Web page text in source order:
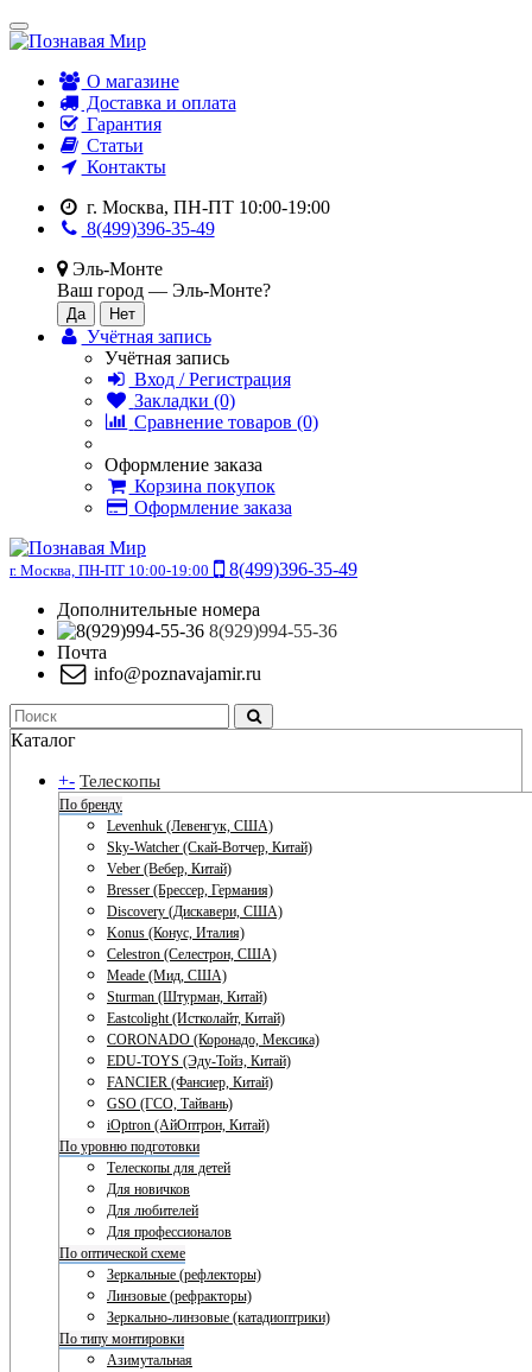
О магазине
Доставка и оплата
Гарантия
Статьи
Контакты
г. Москва, ПН-ПТ 10:00-19:00
8(499)396-35-49
Эль-Монте
Ваш город — Эль-Монте?
Учётная запись
Учётная запись
Вход / Регистрация
Закладки (0)
Сравнение товаров (0)
Оформление заказа
Корзина покупок
Оформление заказа
г. Москва, ПН-ПТ 10:00-19:00
8(499)396-35-49
Дополнительные номера
8(929)994-55-36
Почта
info@poznavajamir.ru
Каталог
+- Телескопы
По бренду
Levenhuk (Левенгук, США)
Sky-Watcher (Скай-Вотчер, Китай)
Veber (Вебер, Китай)
Bresser (Брессер, Германия)
Discovery (Дискавери, США)
Konus (Конус, Италия)
Celestron (Селестрон, США)
Meade (Мид, США)
Sturman (Штурман, Китай)
Eastcolight (Истколайт, Китай)
CORONADO (Коронадо, Мексика)
EDU-TOYS (Эду-Тойз, Китай)
FANCIER (Фансиер, Китай)
GSO (ГСО, Тайвань)
iOptron (АйОптрон, Китай)
По уровню подготовки
Телескопы для детей
Для новичков
Для любителей
Для профессионалов
По оптической схеме
Зеркальные (рефлекторы)
Линзовые (рефракторы)
Зеркально-линзовые (катадиоптрики)
По типу монтировки
Азимутальная